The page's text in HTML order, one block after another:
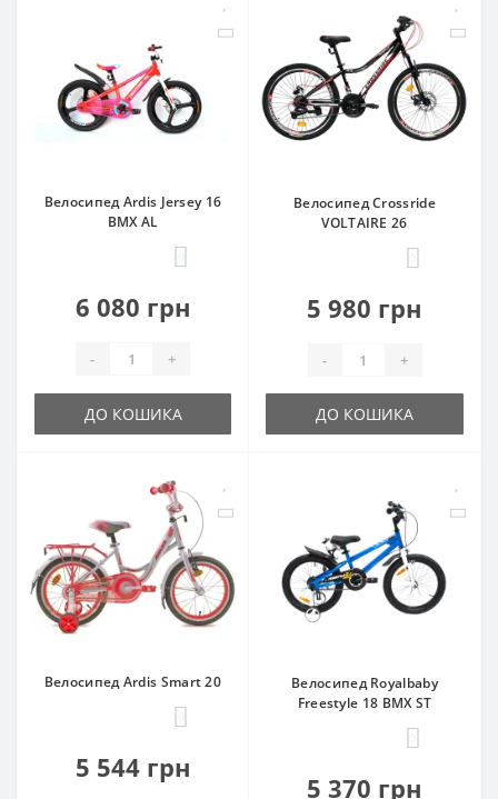
Велосипед Ardis Jersey 16
BMX AL
6 080 грн
- +
ДО КОШИКА
Велосипед Crossride
VOLTAIRE 26
5 980 грн
- +
ДО КОШИКА
Велосипед Ardis Smart 20
5 544 грн
Велосипед Royalbaby
Freestyle 18 BMX ST
5 370 грн